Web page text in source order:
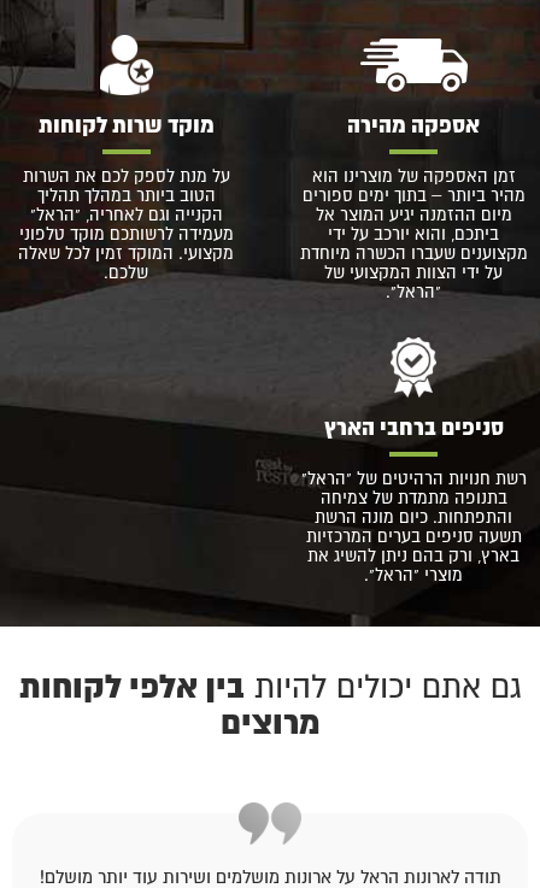
אספקה מהירה
זמן האספקה של מוצרינו הוא
מהיר ביותר – בתוך ימים ספורים
מיום ההזמנה יגיע המוצר אל
ביתכם, והוא יורכב על ידי
מקצוענים שעברו הכשרה מיוחדת
על ידי הצוות המקצועי של
"הראל".
מוקד שרות לקוחות
על מנת לספק לכם את השרות
הטוב ביותר במהלך תהליך
הקנייה וגם לאחריה, "הראל"
מעמידה לרשותכם מוקד טלפוני
מקצועי. המוקד זמין לכל שאלה
שלכם.
סניפים ברחבי הארץ
רשת חנויות הרהיטים של "הראל"
בתנופה מתמדת של צמיחה
והתפתחות. כיום מונה הרשת
תשעה סניפים בערים המרכזיות
בארץ, ורק בהם ניתן להשיג את
מוצרי "הראל".
גם אתם יכולים להיות בין אלפי לקוחות
מרוצים
תודה לארונות הראל על ארונות מושלמים ושירות עוד יותר מושלם!